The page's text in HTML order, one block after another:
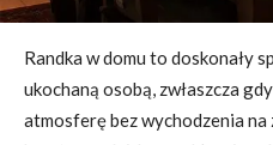
Randka w domu to doskonały
ukochaną osobą, zwłaszcza
atmosferę bez wychodzenia